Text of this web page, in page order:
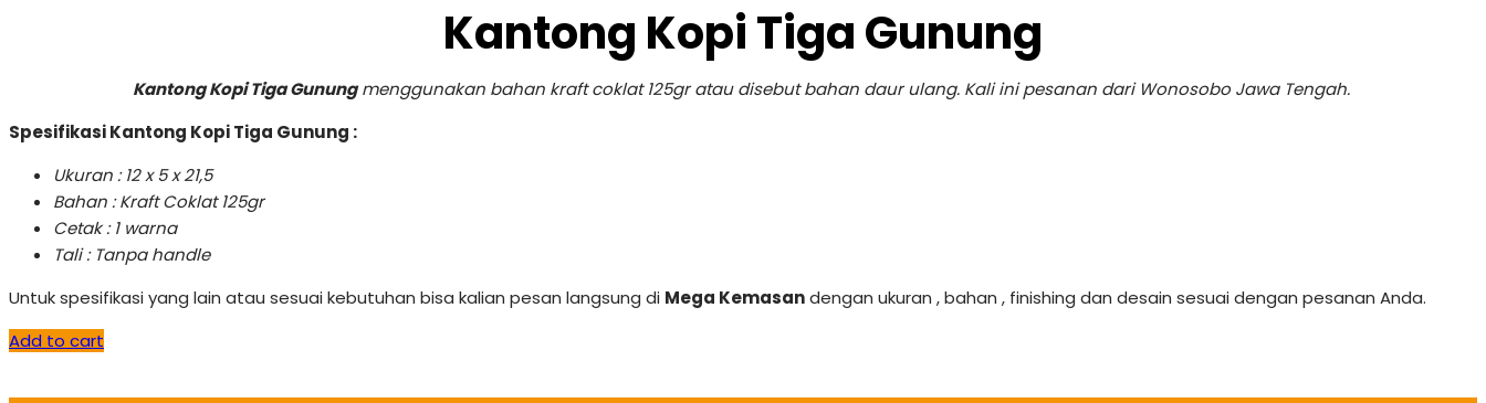
Kantong Kopi Tiga Gunung
Kantong Kopi Tiga Gunungmenggunakan bahan kraft coklat 125gr atau disebut bahan daur ulang. Kali ini pesanan dari Wonosobo Jawa Tengah.
Spesifikasi Kantong Kopi Tiga Gunung :
Ukuran : 12 x 5 x 21,5
Bahan : Kraft Coklat 125gr
Cetak : 1 warna
Tali : Tanpa handle
Untuk spesifikasi yang lain atau sesuai kebutuhan bisa kalian pesan langsung di Mega Kemasandengan ukuran , bahan , finishing dan desain sesuai dengan pesanan Anda.
Add to cart